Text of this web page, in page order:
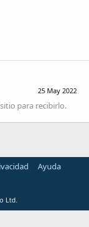
25 May 2022
para recibirlo.
Ayuda
Ltd.